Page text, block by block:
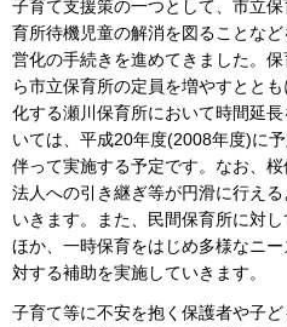
子育て支援策の一つとして、市立
育所待機児童の解消を図ることな
営化の手続きを進めてきました。
ら市立保育所の定員を増やすとと
化する瀬川保育所において時間延
いては、平成20年度(2008年度)に
伴って実施する予定です。なお、
法人への引き継ぎ等が円滑に行え
いきます。また、民間保育所に対
ほか、一時保育をはじめ多様なニ
対する補助を実施していきます。
子育て等に不安を抱く保護者や子